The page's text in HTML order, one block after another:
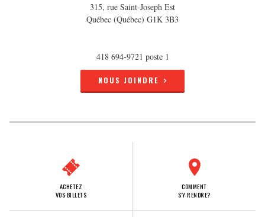
315, rue Saint-Joseph Est
Québec (Québec) G1K 3B3
418 694-9721 poste 1
NOUS JOINDRE
ACHETEZ
VOS BILLETS
COMMENT
S'Y RENDRE?